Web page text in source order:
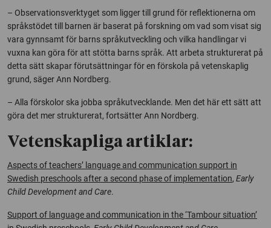
– Observationsverktyget som ligger till grund för reflektionerna om
språkstödet till barnen är baserat på forskning om vad som visat sig
vara gynnsamt för barns språkutveckling och vilka handlingar vi
vuxna kan göra för att stötta barns språk. Att arbeta strukturerat på
detta sätt skapar förutsättningar för en förskola på vetenskaplig
grund, säger Ann Nordberg.
– Alla förskolor ska jobba språkutvecklande. Men det här ett sätt att
göra det mer strukturerat, fortsätter Ann Nordberg.
Vetenskapliga artiklar:
Aspects of teachers’ language and communication support in
Swedish preschools after a second phase of implementation, Early
Child Development and Care.
Support of language and communication in the ‘Tambour situation’